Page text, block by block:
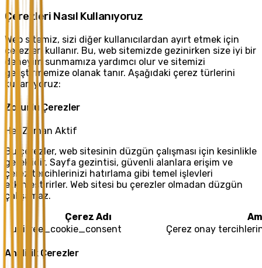
Çerezleri Nasıl Kullanıyoruz
Web sitemiz, sizi diğer kullanıcılardan ayırt etmek için
çerezleri kullanır. Bu, web sitemizde gezinirken size iyi bir
deneyim sunmamıza yardımcı olur ve sitemizi
geliştirmemize olanak tanır. Aşağıdaki çerez türlerini
kullanıyoruz:
Zorunlu Çerezler
Her Zaman Aktif
Bu çerezler, web sitesinin düzgün çalışması için kesinlikle
gereklidir. Sayfa gezintisi, güvenli alanlara erişim ve
çerez tercihlerinizi hatırlama gibi temel işlevleri
etkinleştirirler. Web sitesi bu çerezler olmadan düzgün
çalışamaz.
Çerez Adı
unitree_cookie_consent
Çerez onay
Analitik Çerezler